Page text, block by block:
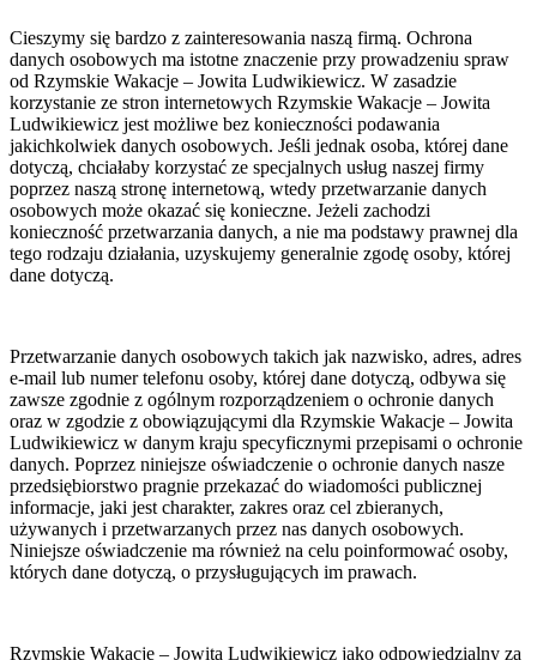
Cieszymy się bardzo z zainteresowania naszą firmą. Ochrona
danych osobowych ma istotne znaczenie przy prowadzeniu spraw
od Rzymskie Wakacje – Jowita Ludwikiewicz. W zasadzie
korzystanie ze stron internetowych Rzymskie Wakacje – Jowita
Ludwikiewicz jest możliwe bez konieczności podawania
jakichkolwiek danych osobowych. Jeśli jednak osoba, której dane
dotyczą, chciałaby korzystać ze specjalnych usług naszej firmy
poprzez naszą stronę internetową, wtedy przetwarzanie danych
osobowych może okazać się konieczne. Jeżeli zachodzi
konieczność przetwarzania danych, a nie ma podstawy prawnej dla
tego rodzaju działania, uzyskujemy generalnie zgodę osoby, której
dane dotyczą.
Przetwarzanie danych osobowych takich jak nazwisko, adres, adres
e-mail lub numer telefonu osoby, której dane dotyczą, odbywa się
zawsze zgodnie z ogólnym rozporządzeniem o ochronie danych
oraz w zgodzie z obowiązującymi dla Rzymskie Wakacje – Jowita
Ludwikiewicz w danym kraju specyficznymi przepisami o ochronie
danych. Poprzez niniejsze oświadczenie o ochronie danych nasze
przedsiębiorstwo pragnie przekazać do wiadomości publicznej
informacje, jaki jest charakter, zakres oraz cel zbieranych,
używanych i przetwarzanych przez nas danych osobowych.
Niniejsze oświadczenie ma również na celu poinformować osoby,
których dane dotyczą, o przysługujących im prawach.
Rzymskie Wakacje – Jowita Ludwikiewicz jako odpowiedzialny za